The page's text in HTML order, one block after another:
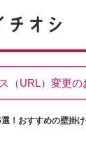
（URL）変更の
！おすすめの壁掛